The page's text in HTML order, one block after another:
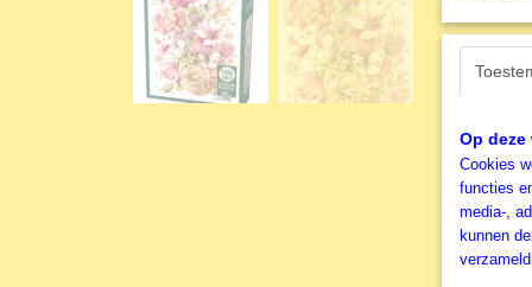
Op
Cookies
functies
media-,
kunnen